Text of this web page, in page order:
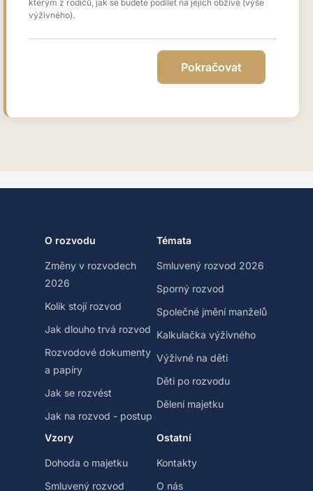
kterým z rodičů, jak se budete podílet na jejich obživě (výše
výživného).
O rozvodu
Změny v rozvodech
2026
Kolik stojí rozvod
Jak dlouho trvá rozvod
Rozvodové dokumenty
a papíry
Jak se rozvést
Jak na rozvod - postup
Témata
Smluvený rozvod 2026
Sporný rozvod
Společné jmění manželů
Kalkulačka výživného
Výživné na děti
Děti po rozvodu
Dělení majetku
Vzory
Dohoda o majetku
Smluvený rozvod
Ostatní
Kontakty
O nás